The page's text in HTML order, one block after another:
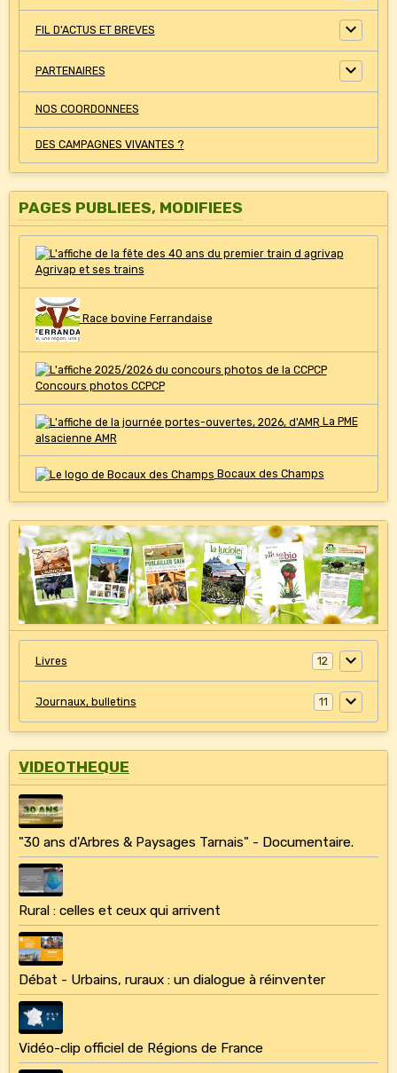
FIL D'ACTUS ET BREVES
PARTENAIRES
NOS COORDONNEES
DES CAMPAGNES VIVANTES ?
PAGES PUBLIEES, MODIFIEES
Agrivap et ses trains
Race bovine Ferrandaise
Concours photos CCPCP
La PME
alsacienne AMR
Bocaux des Champs
Livres 12
Journaux, bulletins 11
VIDEOTHEQUE
"30 ans d'Arbres & Paysages Tarnais" - Documentaire.
Rural : celles et ceux qui arrivent
Débat - Urbains, ruraux : un dialogue à réinventer
Vidéo-clip officiel de Régions de France